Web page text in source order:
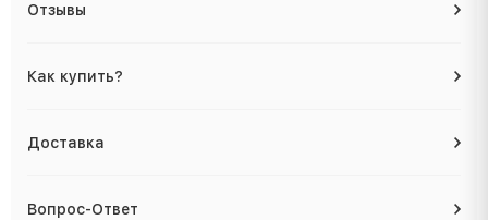
Отзывы
Как купить?
Доставка
Вопрос-Ответ